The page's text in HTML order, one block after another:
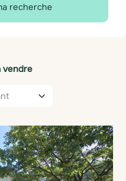
recherche
vendre